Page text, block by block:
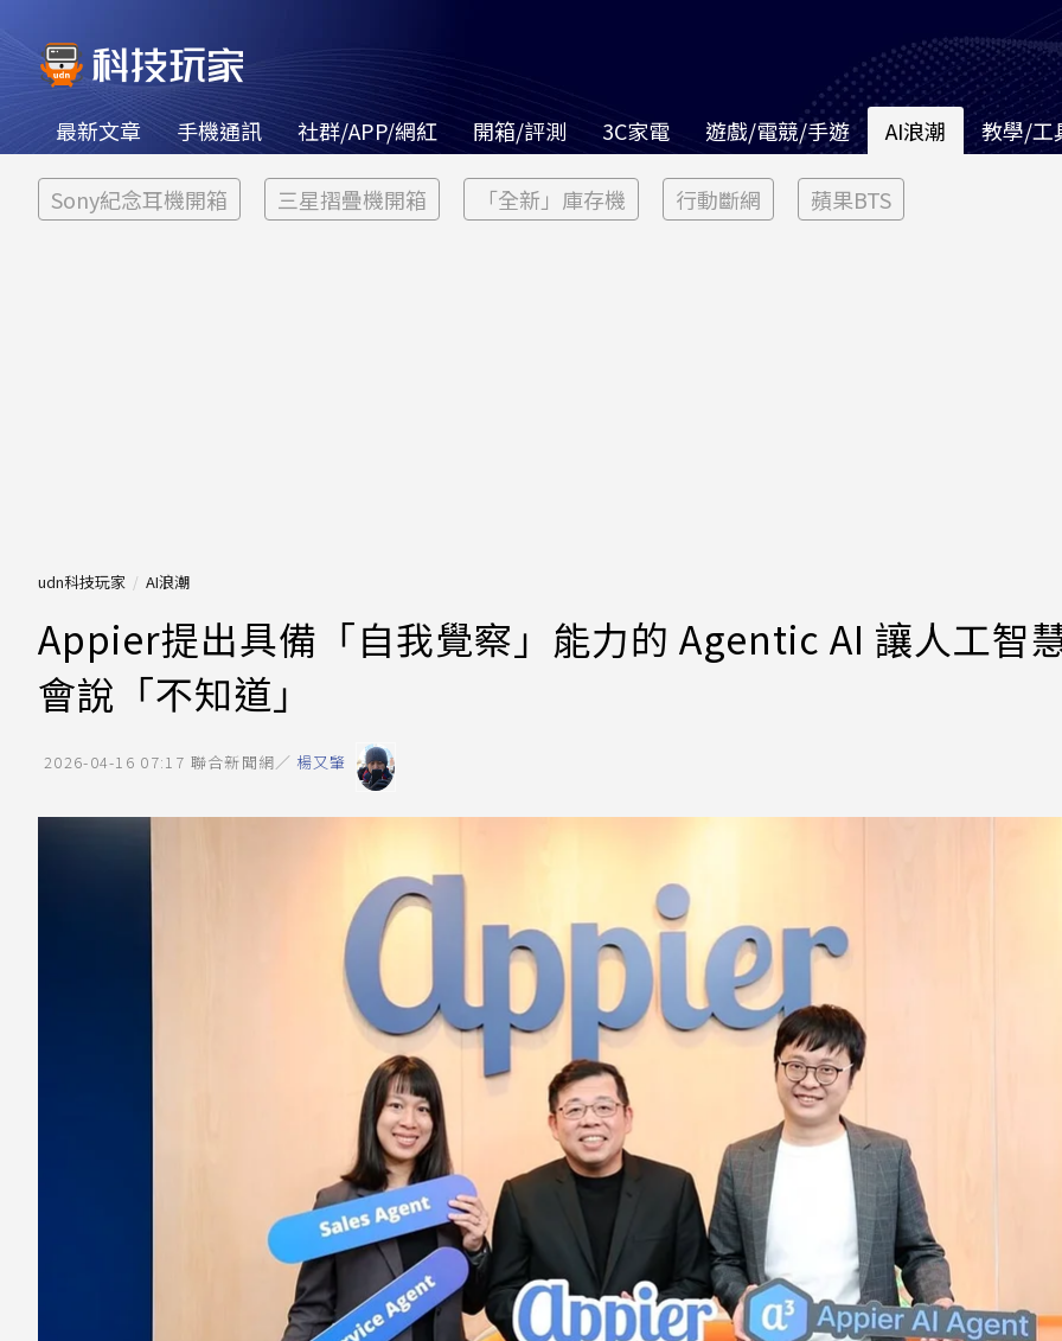
最新文章 手機通訊 社群/APP/網紅 開箱/評測 3C家電 遊戲/電競/手遊 AI浪潮 教學/工
Sony紀念耳機開箱 三星摺疊機開箱 「全新」庫存機 行動斷網 蘋果BTS
udn科技玩家 AI浪潮
Appier提出具備「自我覺察」能力的 Agentic AI 讓人工智
會說「不知道」
2026-04-16 07:17 聯合新聞網／ 楊又肇